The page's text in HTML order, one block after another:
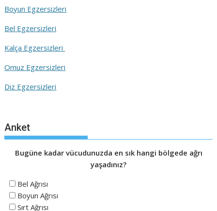
Boyun Egzersizleri
Bel Egzersizleri
Kalça Egzersizleri
Omuz Egzersizleri
Diz Egzersizleri
Anket
Bugüne kadar vücudunuzda en sık hangi bölgede ağrı
yaşadınız?
Bel Ağrısı
Boyun Ağrısı
Sırt Ağrısı